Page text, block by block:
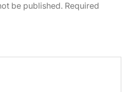
be published. Required